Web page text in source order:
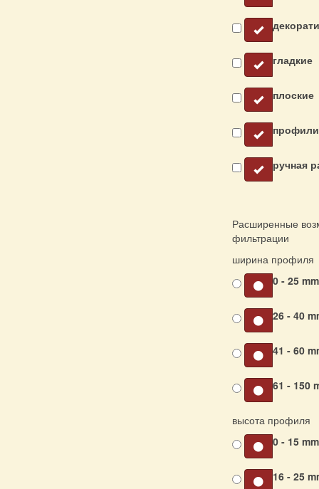
гладкие
плоские
ручная
Расширенные
фильтрации
ширина профиля
0 - 25
26 - 40
41 - 60
61 - 150
высота профиля
0 - 15
16 - 25